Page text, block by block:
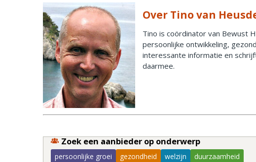
Over Tino van
Tino is coördinator van Bewust
persoonlijke ontwikkeling,
interessante informatie en
daarmee.
Zoek een aanbieder op onderwerp
persoonlijke groei gezondheid welzijn duurzaamheid